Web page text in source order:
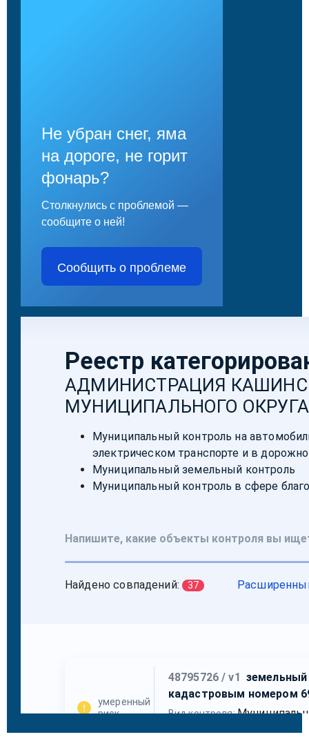
Не убран снег, яма
на дороге, не горит
фонарь?
Столкнулись с проблемой —
сообщите о ней!
Сообщить о проблеме